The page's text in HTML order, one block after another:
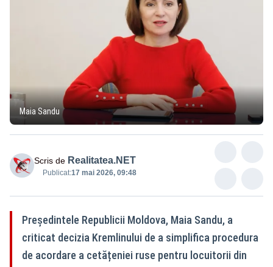
Maia Sandu
Scris de Realitatea.NET
Publicat:17 mai 2026, 09:48
Președintele Republicii Moldova, Maia Sandu, a
criticat decizia Kremlinului de a simplifica procedura
de acordare a cetățeniei ruse pentru locuitorii din